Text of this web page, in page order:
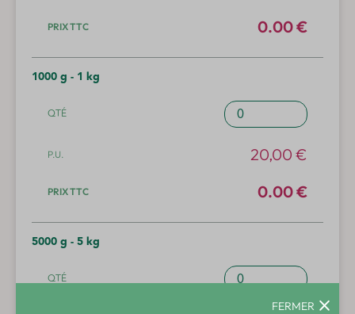
biodynamique
0.00 €
1000 g - 1 kg
quantité
de
biodynamique
20,00 €
0.00 €
5000 g - 5 kg
quantité
FERMER